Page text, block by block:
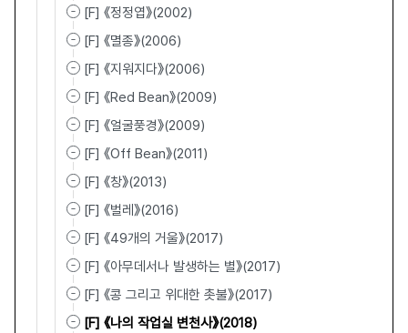
[F] 《정정엽》(2002)
[F] 《멸종》(2006)
[F] 《지워지다》(2006)
[F] 《Red Bean》(2009)
[F] 《얼굴풍경》(2009)
[F] 《Off Bean》(2011)
[F] 《창》(2013)
[F] 《벌레》(2016)
[F] 《49개의 거울》(2017)
[F] 《아무데서나 발생하는 별》(2017)
[F] 《콩 그리고 위대한 촛불》(2017)
[F] 《나의 작업실 변천사》(2018)